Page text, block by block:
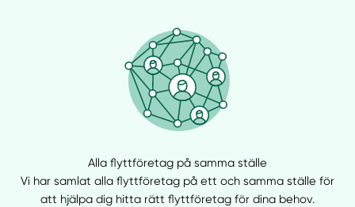
Alla flyttföretag på samma ställe
Vi har samlat alla flyttföretag på ett och samma ställe för
att hjälpa dig hitta rätt flyttföretag för dina behov.